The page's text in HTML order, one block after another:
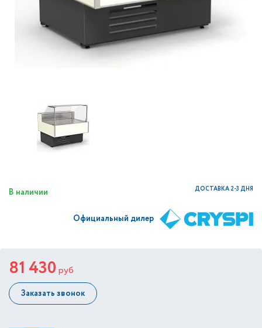
В наличии ДОСТАВКА 2-3 ДНЯ
Официальный дилер
81 430 руб
Заказать звонок